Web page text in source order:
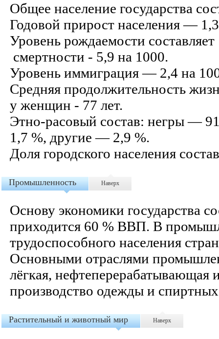
Общее население государства
Годовой прирост населения —
Уровень рождаемости
смертности - 5,9 на 1000.
Уровень иммиграция — 2,4 на
Средняя продолжительность
у женщин - 77 лет.
Этно-расовый состав: негры —
1,7 %, другие — 2,9 %.
Доля городского населения
Промышленность Наверх
Основу экономики государства
приходится 60 % ВВП. В
трудоспособного населения
Основными отраслями
лёгкая,
производство одежды и
Растительный и животный мир Наверх